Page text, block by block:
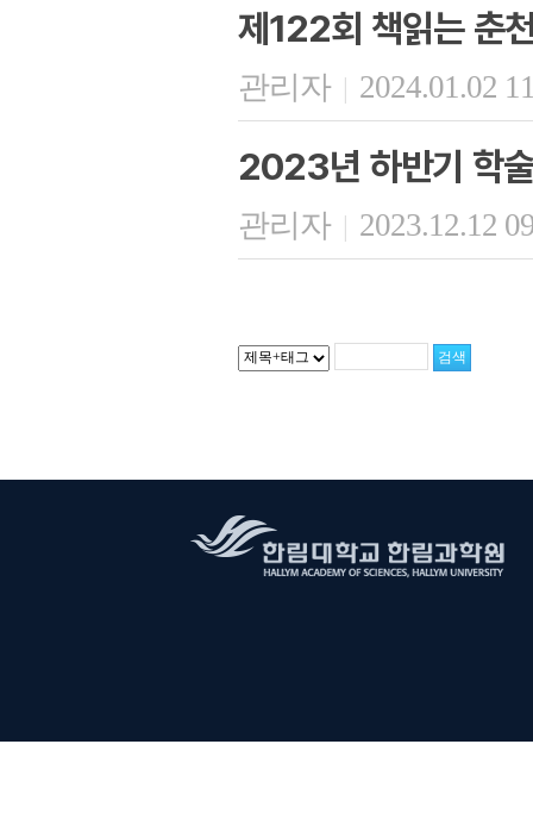
제122회 책읽는 춘
관리자 | 2024.01.02
2023년 하반기 학
관리자 | 2023.12.12